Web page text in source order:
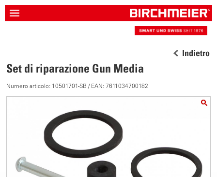
Indietro
Set di riparazione Gun Media
Numero articolo: 10501701-SB / EAN: 7611034700182